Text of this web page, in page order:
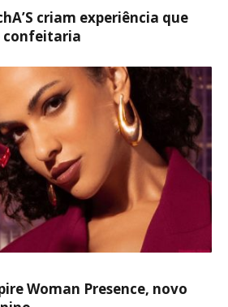
criam experiência que
confeitaria
Woman Presence, novo